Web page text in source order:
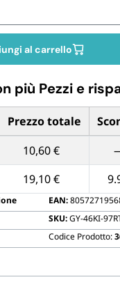
al carrello
più Pezzi e
quantità di Pezzi
Prezzo totale
10,60 €
19,10 €
EAN:
SKU:GY-46KI-
Codice Prodotto: